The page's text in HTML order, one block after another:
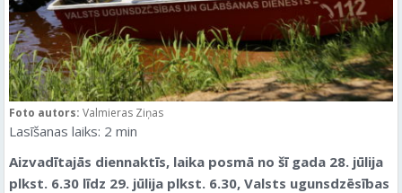
Foto autors: Valmieras Ziņas
Lasīšanas laiks: 2 min
Aizvadītajās diennaktīs, laika posmā no šī gada 28. jūlija
plkst. 6.30 līdz 29. jūlija plkst. 6.30, Valsts ugunsdzēsības